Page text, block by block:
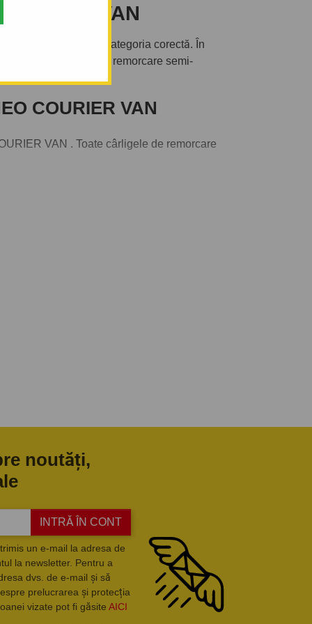
VAN
? Atunci ai intrat în categoria corectă. În
alege între cârlige de remorcare semi-
COURIER VAN
VAN . Toate cârligele de remorcare
tractați.
noutăți,
INTRĂ ÎN CONT
un e-mail la adresa de
la newsletter. Pentru a
dvs. de e-mail și să
prelucrarea și protecția
vizate pot fi găsite AICI